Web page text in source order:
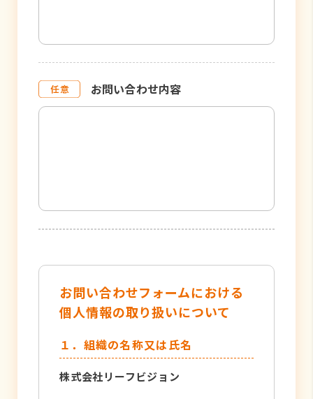
お問い合わせ内容
お問い合わせフォームにおける
個人情報の取り扱いについて
１．組織の名称又は氏名
株式会社リーフビジョン